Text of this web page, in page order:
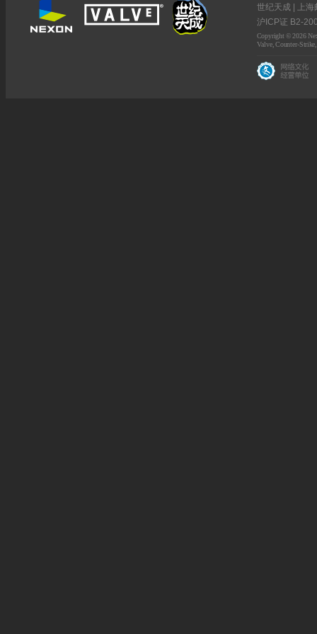
世纪天成 | 上
沪ICP证 B2-
Copyright © 2026
Valve, Counter-